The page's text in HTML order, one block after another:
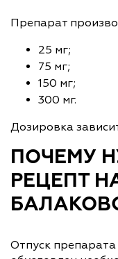
Препарат
25 мг;
75 мг;
150 мг;
300 мг.
Дозировка
ПОЧЕМУ
РЕЦЕПТ
Отпуск